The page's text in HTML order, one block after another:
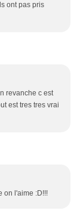
ont pas pris
revanche c est
est tres tres vrai
on l'aime :D!!!